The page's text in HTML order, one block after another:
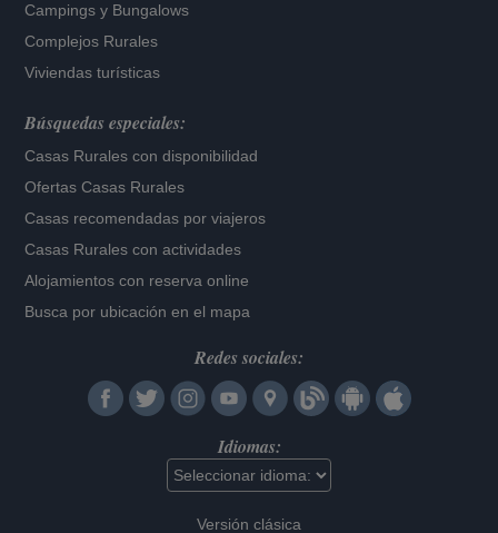
Campings y Bungalows
Complejos Rurales
Viviendas turísticas
Búsquedas especiales:
Casas Rurales con disponibilidad
Ofertas Casas Rurales
Casas recomendadas por viajeros
Casas Rurales con actividades
Alojamientos con reserva online
Busca por ubicación en el mapa
Redes sociales:
Idiomas:
Versión clásica